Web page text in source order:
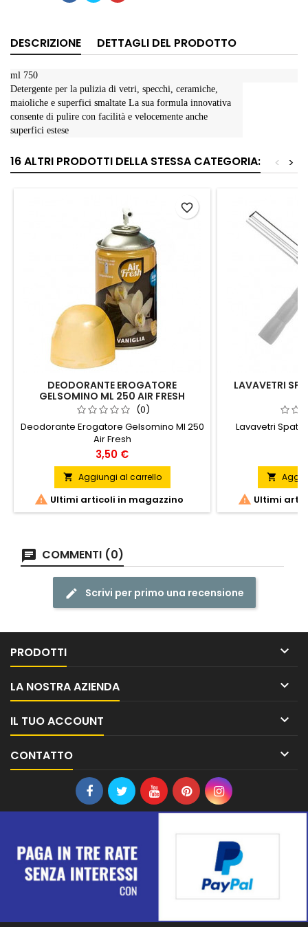
DESCRIZIONE DETTAGLI DEL PRODOTTO
ml 750
Detergente per la pulizia di vetri, specchi, ceramiche,
maioliche e superfici smaltate La sua formula innovativa
consente di pulire con facilità e velocemente anche
superfici estese
16 ALTRI PRODOTTI DELLA STESSA CATEGORIA: >
<
DEODORANTE EROGATORE
GELSOMINO ML 250 AIR FRESH
(0)
Deodorante Erogatore Gelsomino Ml 250
Air Fresh
Prezzo
3,50 €
 Aggiungi al carrello
 Ultimi articoli in magazzino
favorite_border
LAVAVETRI
Lavavetri

 Ultimi
COMMENTI (0)
Scrivi per primo una recensione
PRODOTTI 
LA NOSTRA AZIENDA 
IL TUO ACCOUNT 
CONTATTO 